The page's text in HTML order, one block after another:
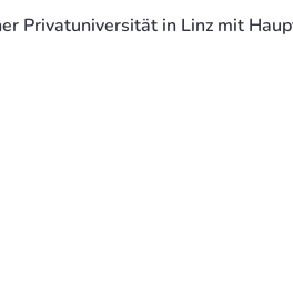
Privatuniversität in Linz mit